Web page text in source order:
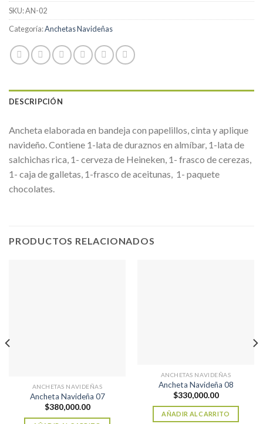
SKU:AN-02
Categoría:Anchetas Navideñas
DESCRIPCIÓN
Ancheta elaborada en bandeja con papelillos, cinta y aplique
navideño. Contiene 1-lata de duraznos en almíbar, 1-lata de
salchichas rica, 1- cerveza de Heineken, 1- frasco de cerezas,
1- caja de galletas, 1-frasco de aceitunas, 1- paquete
chocolates.
PRODUCTOS RELACIONADOS
ANCHETAS NAVIDEÑAS
Ancheta Navideña 07
$380,000.00
ANCHETAS NAVIDEÑAS
Ancheta Navideña 08
$330,000.00
AÑADIR AL CARRITO